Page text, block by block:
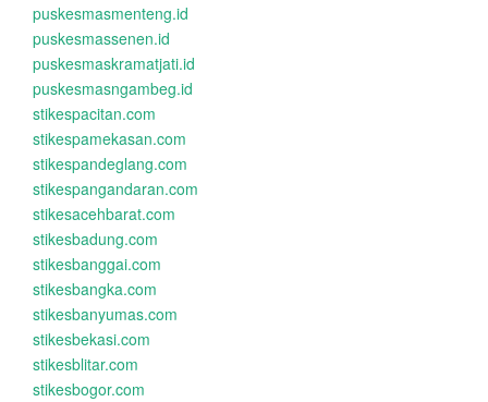
puskesmasmenteng.id
puskesmassenen.id
puskesmaskramatjati.id
puskesmasngambeg.id
stikespacitan.com
stikespamekasan.com
stikespandeglang.com
stikespangandaran.com
stikesacehbarat.com
stikesbadung.com
stikesbanggai.com
stikesbangka.com
stikesbanyumas.com
stikesbekasi.com
stikesblitar.com
stikesbogor.com